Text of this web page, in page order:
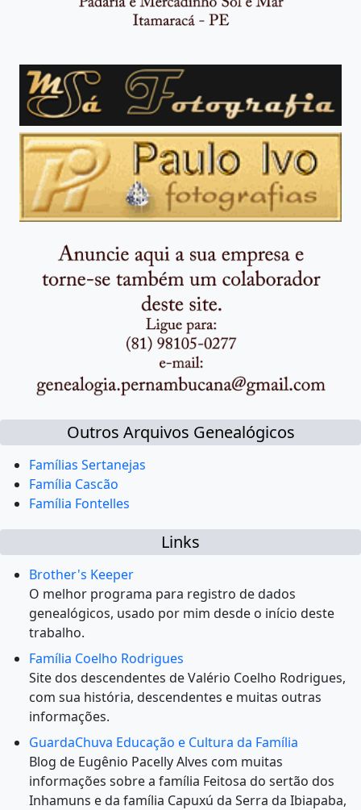
Outros Arquivos Genealógicos
Famílias Sertanejas
Família Cascão
Família Fontelles
Links
Brother's Keeper
O melhor programa para registro de dados
genealógicos, usado por mim desde o início deste
trabalho.
Família Coelho Rodrigues
Site dos descendentes de Valério Coelho Rodrigues,
com sua história, descendentes e muitas outras
informações.
GuardaChuva Educação e Cultura da Família
Blog de Eugênio Pacelly Alves com muitas
informações sobre a família Feitosa do sertão dos
Inhamuns e da família Capuxú da Serra da Ibiapaba,